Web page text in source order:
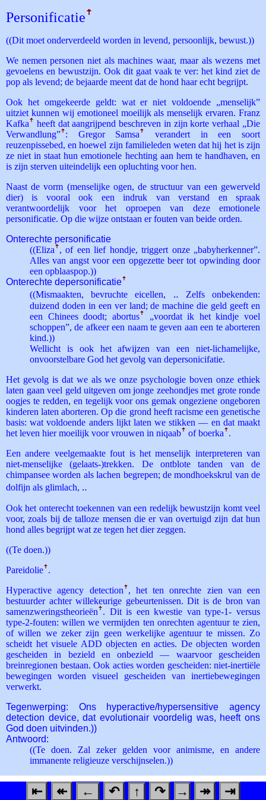
Personificatie ꜛ
((Dit moet onderverdeeld worden in levend, persoonlijk, bewust.))
We nemen personen niet als machines waar, maar als wezens met
gevoelens en bewustzijn. Ook dit gaat vaak te ver: het kind ziet de
pop als levend; de bejaarde meent dat de hond haar echt begrijpt.
Ook het omgekeerde geldt: wat er niet voldoende „menselijk”
uitziet kunnen wij emotioneel moeilijk als menselijk ervaren. Franz
Kafka ꜛ heeft dat aangrijpend beschreven in zijn korte verhaal „Die
Verwandlung”ꜛ : Gregor Samsa ꜛ
verandert in een soort
reuzenpissebed, en hoewel zijn familieleden weten dat hij het is zijn
ze niet in staat hun emotionele hechting aan hem te handhaven, en
is zijn sterven uiteindelijk een opluchting voor hen.
Naast de vorm (menselijke ogen, de structuur van een gewerveld
dier) is vooral ook een indruk van verstand en spraak
verantwoordelijk voor het oproepen van deze emotionele
personificatie. Op die wijze ontstaan er fouten van beide orden.
Onterechte personificatie
((Eliza ꜛ , of een lief hondje, triggert onze „babyherkenner”.
Alles van angst voor een opgezette beer tot opwinding door
een opblaaspop.))
Onterechte depersonificatieꜛ
((Mismaakten, bevruchte eicellen, ‥ Zelfs onbekenden:
duizend doden in een ver land; de machine die geld geeft en
een Chinees doodt; abortusꜛ
„voordat ik het kindje voel
schoppen”, de afkeer een naam te geven aan een te aborteren
kind.))
Wellicht is ook het afwijzen van een niet-lichamelijke,
onvoorstelbare God het gevolg van depersonicifatie.
Het gevolg is dat we als we onze psychologie boven onze ethiek
laten gaan veel geld uitgeven om jonge zeehondjes met grote ronde
oogjes te redden, en tegelijk voor ons gemak ongeziene ongeboren
kinderen laten aborteren. Op die grond heeft racisme een genetische
basis: wat voldoende anders lijkt laten we stikken — en dat maakt
het leven hier moeilijk voor vrouwen in niqaabꜛ of boerka ꜛ .
Een andere veelgemaakte fout is het menselijk interpreteren van
niet-menselijke (gelaats-)trekken. De ontblote tanden van de
chimpansee worden als lachen begrepen; de mondhoekskrul van de
dolfijn als glimlach, ‥
Ook het onterecht toekennen van een redelijk bewustzijn komt veel
voor, zoals bij de talloze mensen die er van overtuigd zijn dat hun
hond alles begrijpt wat ze tegen het dier zeggen.
((Te doen.))
Pareidolieꜛ .
Hyperactive agency detection ꜛ , het ten onrechte zien van een
bestuurder achter willekeurige gebeurtenissen. Dit is de bron van
samenzweringstheorieën ꜛ . Dit is een kwestie van type-1- versus
type-2-fouten: willen we vermijden ten onrechten agentuur te zien,
of willen we zeker zijn geen werkelijke agentuur te missen. Zo
scheidt het visuele ADD objecten en acties. De objecten worden
gescheiden in bezield en onbezield — waarvoor gescheiden
breinregionen bestaan. Ook acties worden gescheiden: niet-inertiële
bewegingen worden visueel gescheiden van inertiebewegingen
verwerkt.
Tegenwerping: Ons hyperactive/hypersensitive agency
detection device, dat evolutionair voordelig was, heeft ons
God doen uitvinden.))
Antwoord:
((Te doen. Zal zeker gelden voor animisme, en andere
immanente religieuze verschijnselen.))
⇤ ↞ ← ↶ ↑ ↷ → ↠ ⇥